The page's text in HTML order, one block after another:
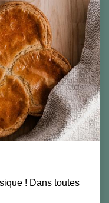
! Dans toutes